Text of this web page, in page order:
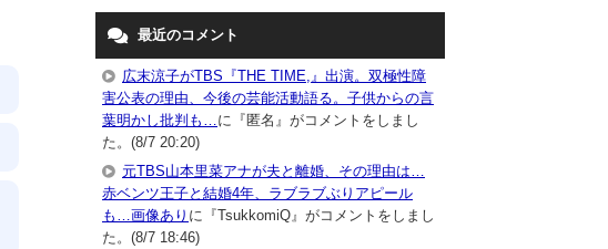
最近のコメント
広末涼子がTBS『THE TIME,』出演。双極性障
害公表の理由、今後の芸能活動語る。子供からの言
葉明かし批判も… に『匿名』がコメントをしまし
た。(8/7 20:20)
元TBS山本里菜アナが夫と離婚、その理由は…
赤ベンツ王子と結婚4年、ラブラブぶりアピール
も…画像あり に『TsukkomiQ』がコメントをしまし
た。(8/7 18:46)